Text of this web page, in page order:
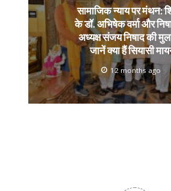
सामाजिक न्याय पर मंथन:
के डॉ. अभिषेक वर्मा और
अध्यक्ष संजय निषाद की
जानें क्या हैं सियासी
12 months ago